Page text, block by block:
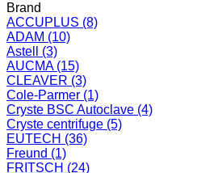
Brand
ACCUPLUS (8)
ADAM (10)
Astell (3)
AUCMA (15)
CLEAVER (3)
Cole-Parmer (1)
Cryste BSC Autoclave (4)
Cryste centrifuge (5)
EUTECH (36)
Freund (1)
FRITSCH (24)